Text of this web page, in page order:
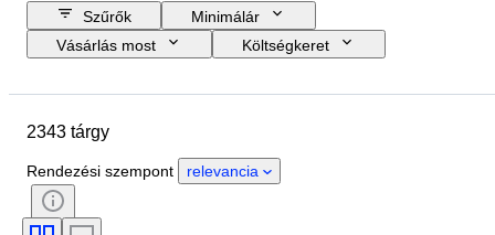
Szűrők
Minimálár
Vásárlás most
Költségkeret
Country of origin
Állapot
Kő
Tanúsítvány
Stílus
2343 tárgy
Rendezési szempont relevancia